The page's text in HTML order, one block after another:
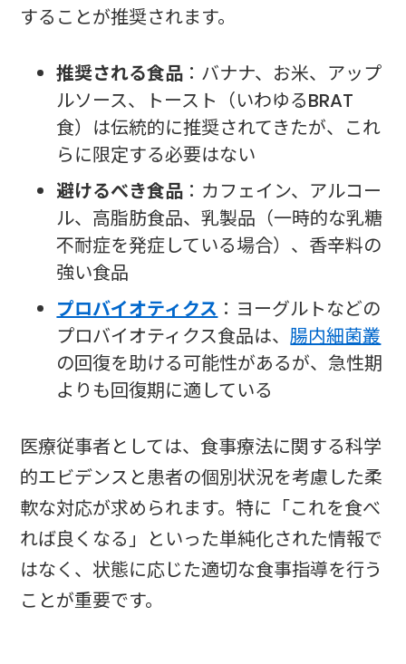
することが推奨されます。
推奨される食品 ：バナナ、お米、アップ
ルソース、トースト（いわゆるBRAT
食）は伝統的に推奨されてきたが、これ
らに限定する必要はない
避けるべき食品 ：カフェイン、アルコー
ル、高脂肪食品、乳製品（一時的な乳糖
不耐症を発症している場合）、香辛料の
強い食品
プロバイオティクス ：ヨーグルトなどの
プロバイオティクス食品は、腸内細菌叢
の回復を助ける可能性があるが、急性期
よりも回復期に適している
医療従事者としては、食事療法に関する科学
的エビデンスと患者の個別状況を考慮した柔
軟な対応が求められます。特に「これを食べ
れば良くなる」といった単純化された情報で
はなく、状態に応じた適切な食事指導を行う
ことが重要です。